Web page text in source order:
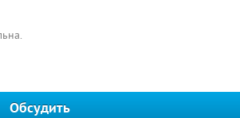
Обсудить